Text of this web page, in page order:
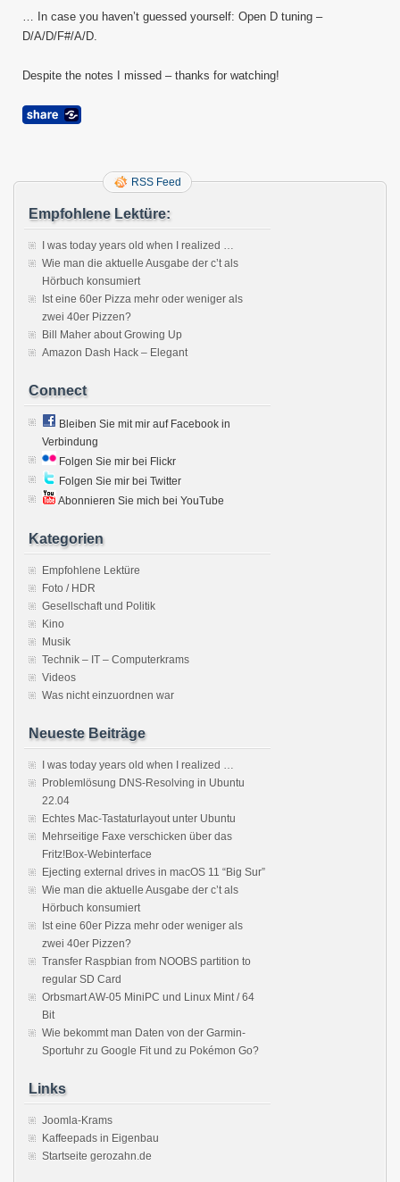
… In case you haven’t guessed yourself: Open D tuning –
D/A/D/F#/A/D.
Despite the notes I missed – thanks for watching!
RSS Feed
Empfohlene Lektüre:
I was today years old when I realized …
Wie man die aktuelle Ausgabe der c’t als
Hörbuch konsumiert
Ist eine 60er Pizza mehr oder weniger als
zwei 40er Pizzen?
Bill Maher about Growing Up
Amazon Dash Hack – Elegant
Connect
Bleiben Sie mit mir auf Facebook in
Verbindung
Folgen Sie mir bei Flickr
Folgen Sie mir bei Twitter
Abonnieren Sie mich bei YouTube
Kategorien
Empfohlene Lektüre
Foto / HDR
Gesellschaft und Politik
Kino
Musik
Technik – IT – Computerkrams
Videos
Was nicht einzuordnen war
Neueste Beiträge
I was today years old when I realized …
Problemlösung DNS-Resolving in Ubuntu
22.04
Echtes Mac-Tastaturlayout unter Ubuntu
Mehrseitige Faxe verschicken über das
Fritz!Box-Webinterface
Ejecting external drives in macOS 11 “Big Sur”
Wie man die aktuelle Ausgabe der c’t als
Hörbuch konsumiert
Ist eine 60er Pizza mehr oder weniger als
zwei 40er Pizzen?
Transfer Raspbian from NOOBS partition to
regular SD Card
Orbsmart AW-05 MiniPC und Linux Mint / 64
Bit
Wie bekommt man Daten von der Garmin-
Sportuhr zu Google Fit und zu Pokémon Go?
Links
Joomla-Krams
Kaffeepads in Eigenbau
Startseite gerozahn.de